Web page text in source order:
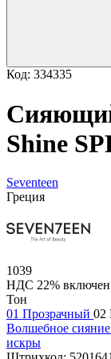
Код: 334335
Shine
Seventeen
Греция
1039
НДС 22% включен
Тон
01 Прозрачный 02
Волшебное сияние
искры